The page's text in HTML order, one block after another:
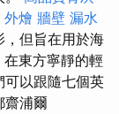
外燴 牆壁 漏水
，但旨在用於海
在東方寧靜的輕
可以跟隨七個英
齋浦爾